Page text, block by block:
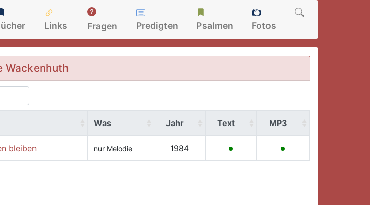
Links Fragen Predigten Psalmen Fotos
Wackenhuth
Was Jahr Text MP3
bleiben nur Melodie 1984